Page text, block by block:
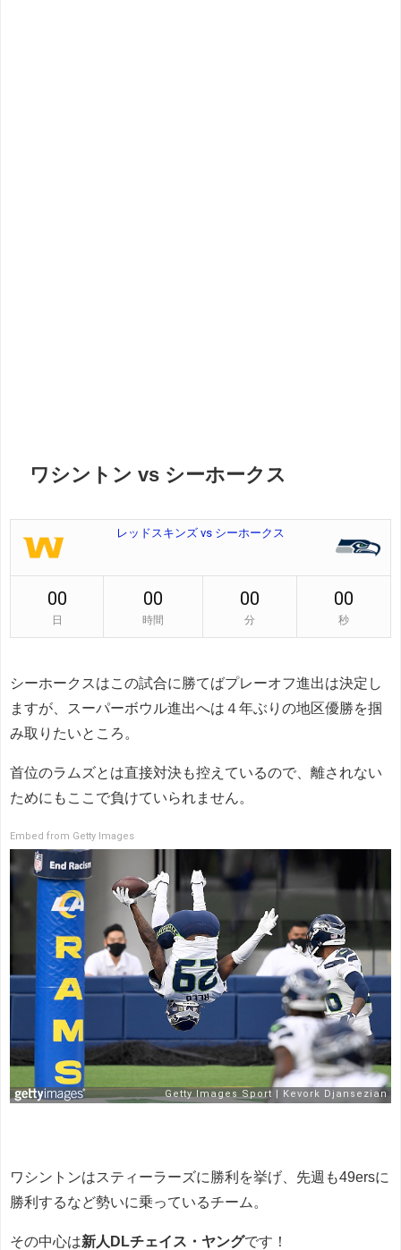
ワシントン vs シーホークス
レッドスキンズ vs シーホークス
00
日
00
時間
00
分
00
秒
シーホークスはこの試合に勝てばプレーオフ進出は決定し
ますが、スーパーボウル進出へは４年ぶりの地区優勝を掴
み取りたいところ。
首位のラムズとは直接対決も控えているので、離されない
ためにもここで負けていられません。
Embed from Getty Images
ワシントンはスティーラーズに勝利を挙げ、先週も49ersに
勝利するなど勢いに乗っているチーム。
その中心は新人DLチェイス・ヤングです！